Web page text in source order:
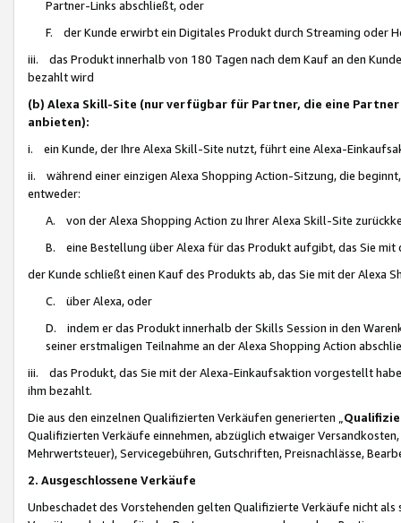
Partner-Links abschließt, oder
F. der Kunde erwirbt ein Digitales Produkt durch Streaming oder
iii. das Produkt innerhalb von 180 Tagen nach dem Kauf an den
bezahlt wird
(b) Alexa Skill-Site (nur verfügbar für Partner, die eine
anbieten):
i. ein Kunde, der Ihre Alexa Skill-Site nutzt, führt eine Alexa-
ii. während einer einzigen Alexa Shopping Action-Sitzung, die
entweder:
A. von der Alexa Shopping Action zu Ihrer Alexa Skill-Site
B. eine Bestellung über Alexa für das Produkt aufgibt, das Sie mit
der Kunde schließt einen Kauf des Produkts ab, das Sie mit der Alexa
C. über Alexa, oder
D. indem er das Produkt innerhalb der Skills Session in den
seiner erstmaligen Teilnahme an der Alexa Shopping Action
iii. das Produkt, das Sie mit der Alexa-Einkaufsaktion vorgestellt
ihm bezahlt.
Die aus den einzelnen Qualifizierten Verkäufen generierten „
Qualifizierten Verkäufe einnehmen, abzüglich etwaiger
Mehrwertsteuer), Servicegebühren, Gutschriften, Preisnachlässe,
2. Ausgeschlossene Verkäufe
Unbeschadet des Vorstehenden gelten Qualifizierte Verkäufe nicht